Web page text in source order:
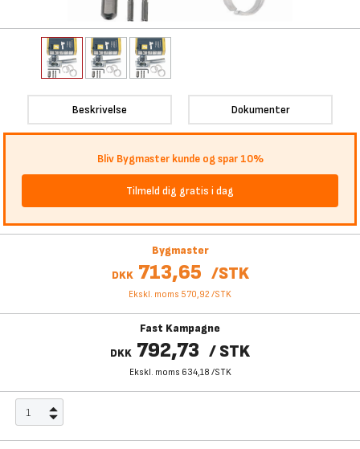
Beskrivelse Dokumenter
Bliv Bygmaster kunde og spar 10%
Tilmeld dig gratis i dag
Bygmaster
DKK 713,65 /STK
Ekskl. moms 570,92 /STK
Fast Kampagne
DKK 792,73 /STK
Ekskl. moms 634,18 /STK